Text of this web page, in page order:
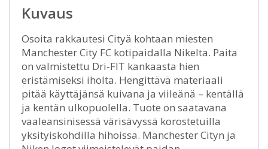
Kuvaus
Osoita rakkautesi Cityä kohtaan miesten
Manchester City FC kotipaidalla Nikelta. Paita
on valmistettu Dri-FIT kankaasta hien
eristämiseksi iholta. Hengittävä materiaali
pitää käyttäjänsä kuivana ja viileänä – kentällä
ja kentän ulkopuolella. Tuote on saatavana
vaaleansinisessä värisävyssä korostetuilla
yksityiskohdilla hihoissa. Manchester Cityn ja